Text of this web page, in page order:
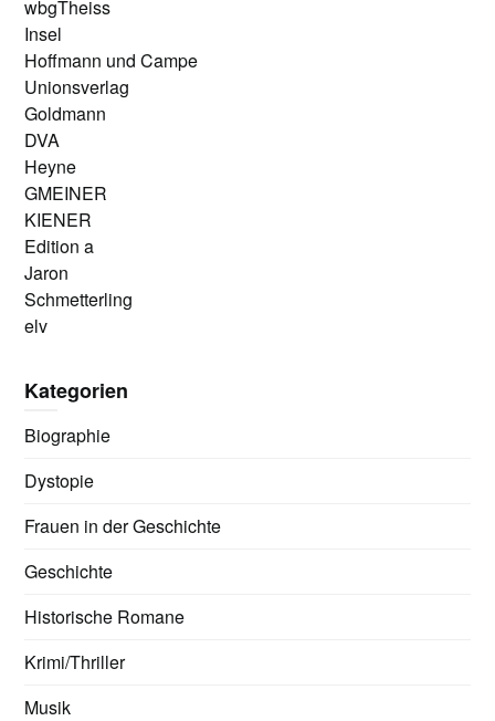
wbgTheiss
Insel
Hoffmann und Campe
Unionsverlag
Goldmann
DVA
Heyne
GMEINER
KIENER
Edition a
Jaron
Schmetterling
elv
Kategorien
Biographie
Dystopie
Frauen in der Geschichte
Geschichte
Historische Romane
Krimi/Thriller
Musik